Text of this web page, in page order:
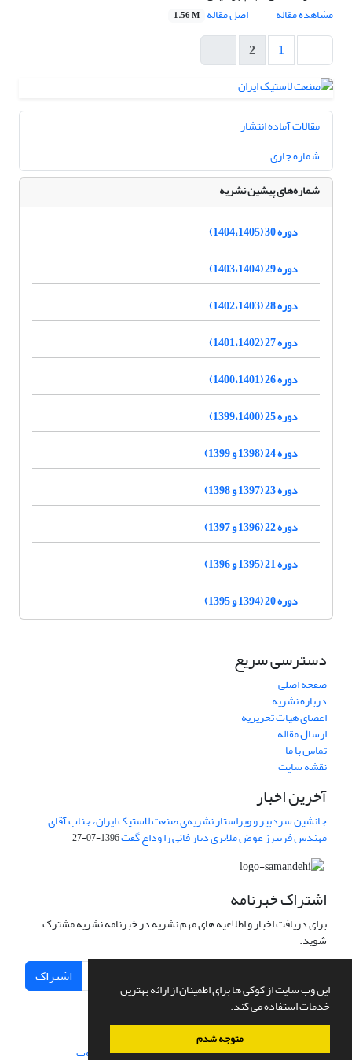
این وب سایت از کوکی ها برای اطمینان از ارائه بهترین
خدمات استفاده می کند.
متوجه شدم
مشاهده مقاله
اصل مقاله 1.56 M
1
2
مقالات آماده انتشار
شماره جاری
شماره‌های پیشین نشریه
دوره 30 (1404،1405)
دوره 29 (1403،1404)
دوره 28 (1402،1403)
دوره 27 (1401،1402)
دوره 26 (1400،1401)
دوره 25 (1399،1400)
دوره 24 (1398 و 1399)
دوره 23 (1397 و 1398)
دوره 22 (1396 و 1397)
دوره 21 (1395 و 1396)
دوره 20 (1394 و 1395)
دسترسی سریع
صفحه اصلی
درباره نشریه
اعضای هیات تحریریه
ارسال مقاله
تماس با ما
نقشه سایت
آخرین اخبار
جانشین سردبیر و ویراستار نشریه‌ی صنعت لاستیک ایران، جناب آقای
مهندس فریبرز عوض ملایری دیار فانی را وداع گفت1396-07-27
اشتراک خبرنامه
برای دریافت اخبار و اطلاعیه های مهم نشریه در خبرنامه نشریه مشترک
شوید.
اشتراک
سامانه مدیریت نشریات علمی.طراحی و پیاده سازی از سیناوب